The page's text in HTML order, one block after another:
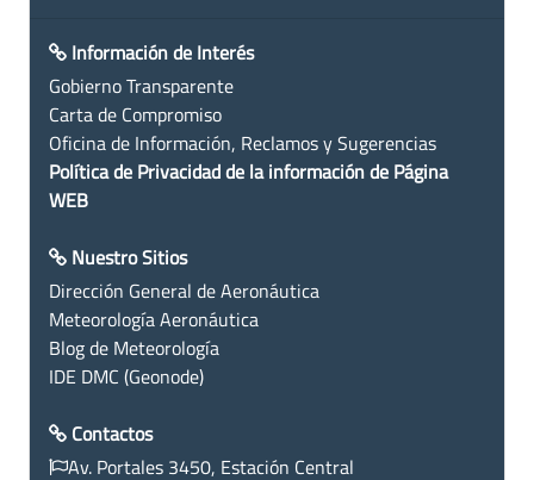
Información de Interés
Gobierno Transparente
Carta de Compromiso
Oficina de Información, Reclamos y Sugerencias
Política de Privacidad de la información de Página
WEB
Nuestro Sitios
Dirección General de Aeronáutica
Meteorología Aeronáutica
Blog de Meteorología
IDE DMC (Geonode)
Contactos
Av. Portales 3450, Estación Central